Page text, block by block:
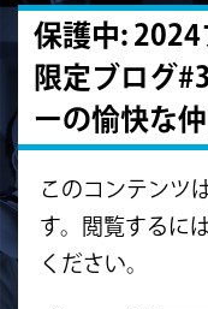
保護中:
限定ブログ
ーの愉快な
このコンテンツ
す。閲覧するに
ください。